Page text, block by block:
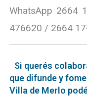
WhatsApp 2664
476620 / 2664
Si querés
que difunde y
Villa de Merlo